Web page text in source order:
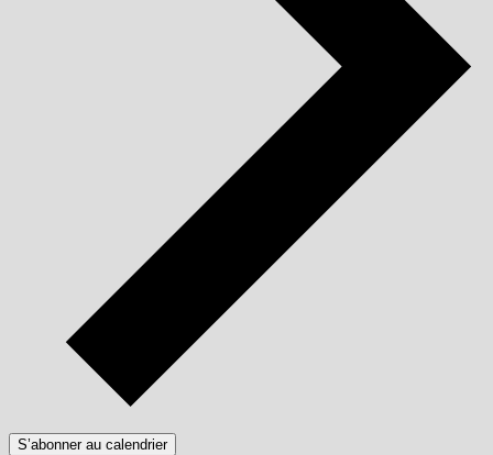
S’abonner au calendrier